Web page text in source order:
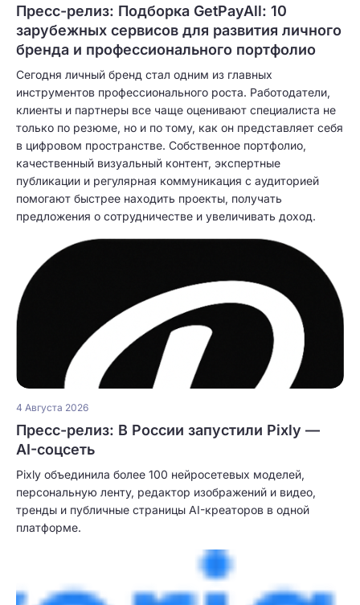
Пресс-релиз: Подборка GetPayAll: 10
зарубежных сервисов для развития личного
бренда и профессионального портфолио
Сегодня личный бренд стал одним из главных
инструментов профессионального роста. Работодатели,
клиенты и партнеры все чаще оценивают специалиста не
только по резюме, но и по тому, как он представляет себя
в цифровом пространстве. Собственное портфолио,
качественный визуальный контент, экспертные
публикации и регулярная коммуникация с аудиторией
помогают быстрее находить проекты, получать
предложения о сотрудничестве и увеличивать доход.
4 Августа 2026
Пресс-релиз: В России запустили Pixly —
AI-соцсеть
Pixly объединила более 100 нейросетевых моделей,
персональную ленту, редактор изображений и видео,
тренды и публичные страницы AI-креаторов в одной
платформе.